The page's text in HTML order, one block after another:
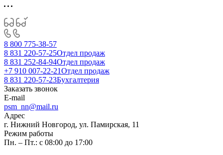
8 800 775-38-57
8 831 220-57-25Отдел продаж
8 831 252-84-94Отдел продаж
+7 910 007-22-21Отдел продаж
8 831 220-57-23Бухгалтерия
Заказать звонок
E-mail
psm_nn@mail.ru
Адрес
г. Нижний Новгород, ул. Памирская, 11
Режим работы
Пн. – Пт.: с 08:00 до 17:00